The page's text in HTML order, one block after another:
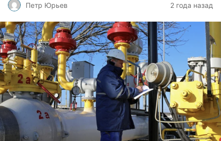
Петр Юрьев 2 года назад